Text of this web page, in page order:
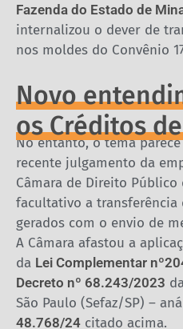
Fazenda do Estado de
internalizou o dever de
nos moldes do Convênio
Novo
os Créditos de
No entanto, o tema
recente julgamento da
Câmara de Direito Público
facultativo a transferência
gerados com o envio de
A Câmara afastou a
da Lei Complementar
Decreto nº 68.243/2023
São Paulo (Sefaz/SP) –
48.768/24 citado acima.